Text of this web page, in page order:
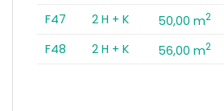
F47
2 H + K 50,00 m2
F48
2 H + K 56,00 m2